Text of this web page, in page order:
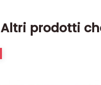
Altri prodotti